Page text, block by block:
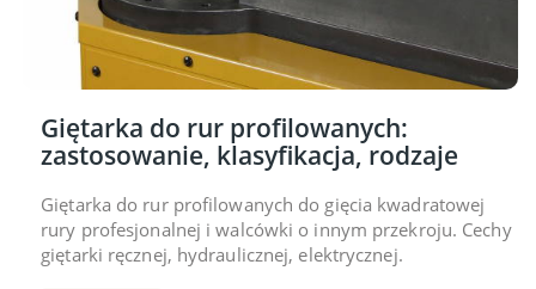
Giętarka do rur profilowanych:
zastosowanie, klasyfikacja, rodzaje
Giętarka do rur profilowanych do gięcia kwadratowej
rury profesjonalnej i walcówki o innym przekroju. Cechy
giętarki ręcznej, hydraulicznej, elektrycznej.